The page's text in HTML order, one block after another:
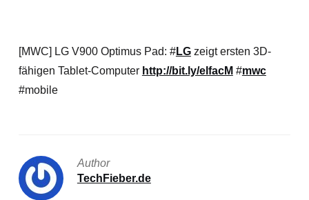
[MWC] LG V900 Optimus Pad: #LGzeigt ersten 3D-
fähigen Tablet-Computer http://bit.ly/elfacM #mwc
#mobile
Author
TechFieber.de